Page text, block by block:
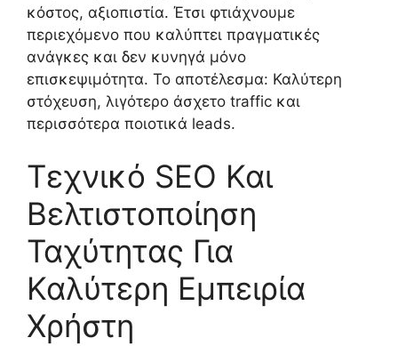
κόστος, αξιοπιστία. Έτσι φτιάχνουμε
περιεχόμενο που καλύπτει πραγματικές
ανάγκες και δεν κυνηγά μόνο
επισκεψιμότητα. Το αποτέλεσμα: Καλύτερη
στόχευση, λιγότερο άσχετο traffic και
περισσότερα ποιοτικά leads.
Τεχνικό SEO Και
Βελτιστοποίηση
Ταχύτητας Για
Καλύτερη Εμπειρία
Χρήστη